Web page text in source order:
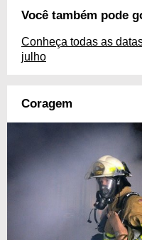
Você também pode
Conheça todas as
julho
Coragem